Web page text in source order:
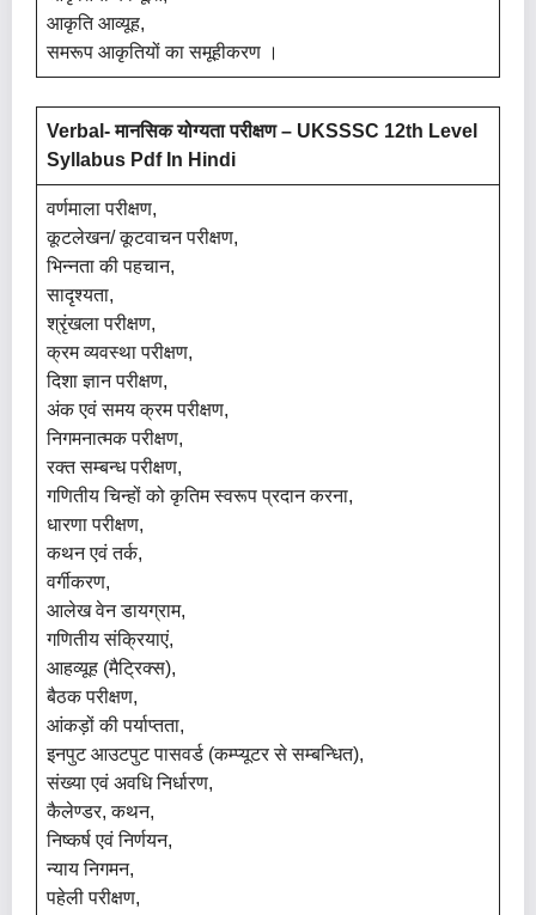
आकृति आव्यूह,
समरूप आकृतियों का समूहीकरण ।
Verbal- मानसिक योग्यता परीक्षण – UKSSSC 12th Level
Syllabus Pdf In Hindi
वर्णमाला परीक्षण,
कूटलेखन/ कूटवाचन परीक्षण,
भिन्नता की पहचान,
सादृश्यता,
श्रृंखला परीक्षण,
क्रम व्यवस्था परीक्षण,
दिशा ज्ञान परीक्षण,
अंक एवं समय क्रम परीक्षण,
निगमनात्मक परीक्षण,
रक्त सम्बन्ध परीक्षण,
गणितीय चिन्हों को कृतिम स्वरूप प्रदान करना,
धारणा परीक्षण,
कथन एवं तर्क,
वर्गीकरण,
आलेख वेन डायग्राम,
गणितीय संक्रियाएं,
आहव्यूह (मैट्रिक्स),
बैठक परीक्षण,
आंकड़ों की पर्याप्तता,
इनपुट आउटपुट पासवर्ड (कम्प्यूटर से सम्बन्धित),
संख्या एवं अवधि निर्धारण,
कैलेण्डर, कथन,
निष्कर्ष एवं निर्णयन,
न्याय निगमन,
पहेली परीक्षण,